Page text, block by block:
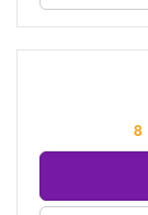
8